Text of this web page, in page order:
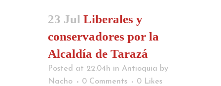
23 Jul Liberales y
conservadores por la
Alcaldía de Tarazá
Posted at 22:04h in Antioquia by
Nacho
0 Comments 0 Likes